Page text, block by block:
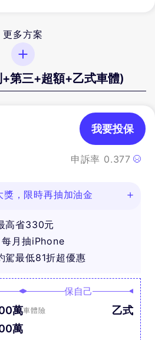
更多方案
第三+超額+乙式車體)
申訴率 0.377
我要投保
，限時再抽加油金
高省330元
月抽iPhone
駕最低81折超優惠
萬
萬
保自己
車體險 乙式